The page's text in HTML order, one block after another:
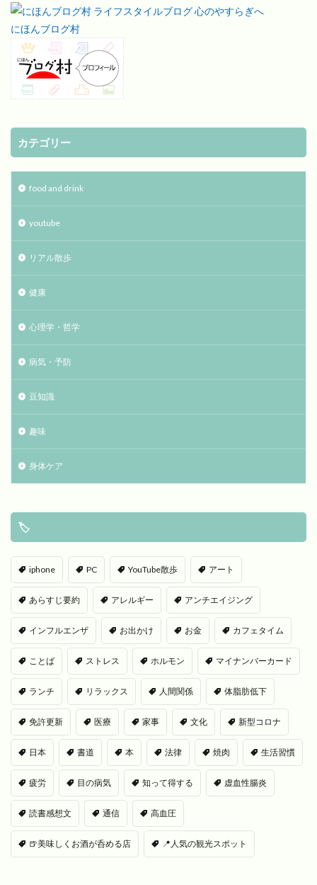
にほんブログ村
カテゴリー
food and drink
youtube
リアル散歩
健康
心理学・哲学
病気・予防
豆知識
趣味
身体ケア
🏷
iphone PC YouTube散歩 アート
あらすじ要約 アレルギー アンチエイジング
インフルエンザ お出かけ お金 カフェタイム
ことば ストレス ホルモン マイナンバーカード
ランチ リラックス 人間関係 体脂肪低下
免許更新 医療 家事 文化 新型コロナ
日本 書道 本 法律 焼肉 生活習慣
疲労 目の病気 知って得する 虚血性腸炎
読書感想文 通信 高血圧
🍺美味しくお酒が呑める店 📍人気の観光スポット